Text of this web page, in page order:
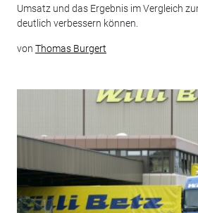
Umsatz und das Ergebnis im Vergleich
deutlich verbessern können.
von Thomas Burgert